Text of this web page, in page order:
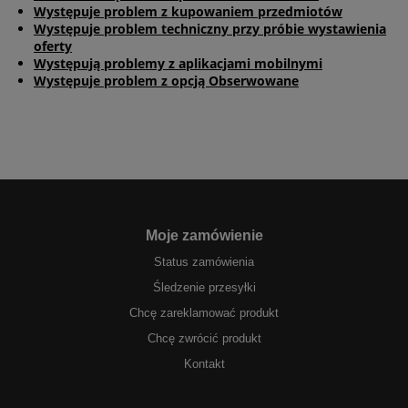
Występuje problem z kupowaniem przedmiotów
Występuje problem techniczny przy próbie wystawienia
oferty
Występują problemy z aplikacjami mobilnymi
Występuje problem z opcją Obserwowane
Moje zamówienie
Status zamówienia
Śledzenie przesyłki
Chcę zareklamować produkt
Chcę zwrócić produkt
Kontakt